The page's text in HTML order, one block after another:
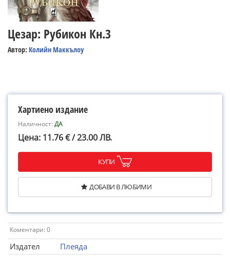
Цезар: Рубикон Кн.3
Автор: Колийн Маккълоу
Хартиено издание
Наличност:ДА
Цена: 11.76 € / 23.00 ЛВ.
КУПИ
ДОБАВИ В ЛЮБИМИ
Коментари: 0
Издател
Плеяда